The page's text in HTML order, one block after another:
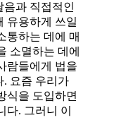
음과 직접적인
유용하게 쓰일
통하는 데에 매
소멸하는 데에
람들에게 법을
. 요즘 우리가
식을 도입하면
. 그러니 이